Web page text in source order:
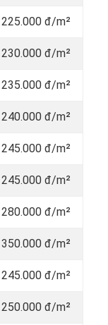
đ/m²
đ/m²
đ/m²
đ/m²
đ/m²
đ/m²
đ/m²
đ/m²
đ/m²
đ/m²